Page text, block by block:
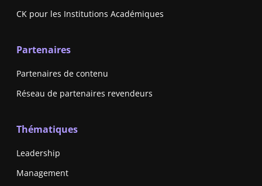
CK pour les Institutions Académiques
Partenaires
Partenaires de contenu
Réseau de partenaires revendeurs
Thématiques
Leadership
Management